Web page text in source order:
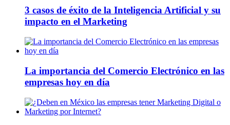
3 casos de éxito de la Inteligencia Artificial y su
impacto en el Marketing
La importancia del Comercio Electrónico en las
empresas hoy en día